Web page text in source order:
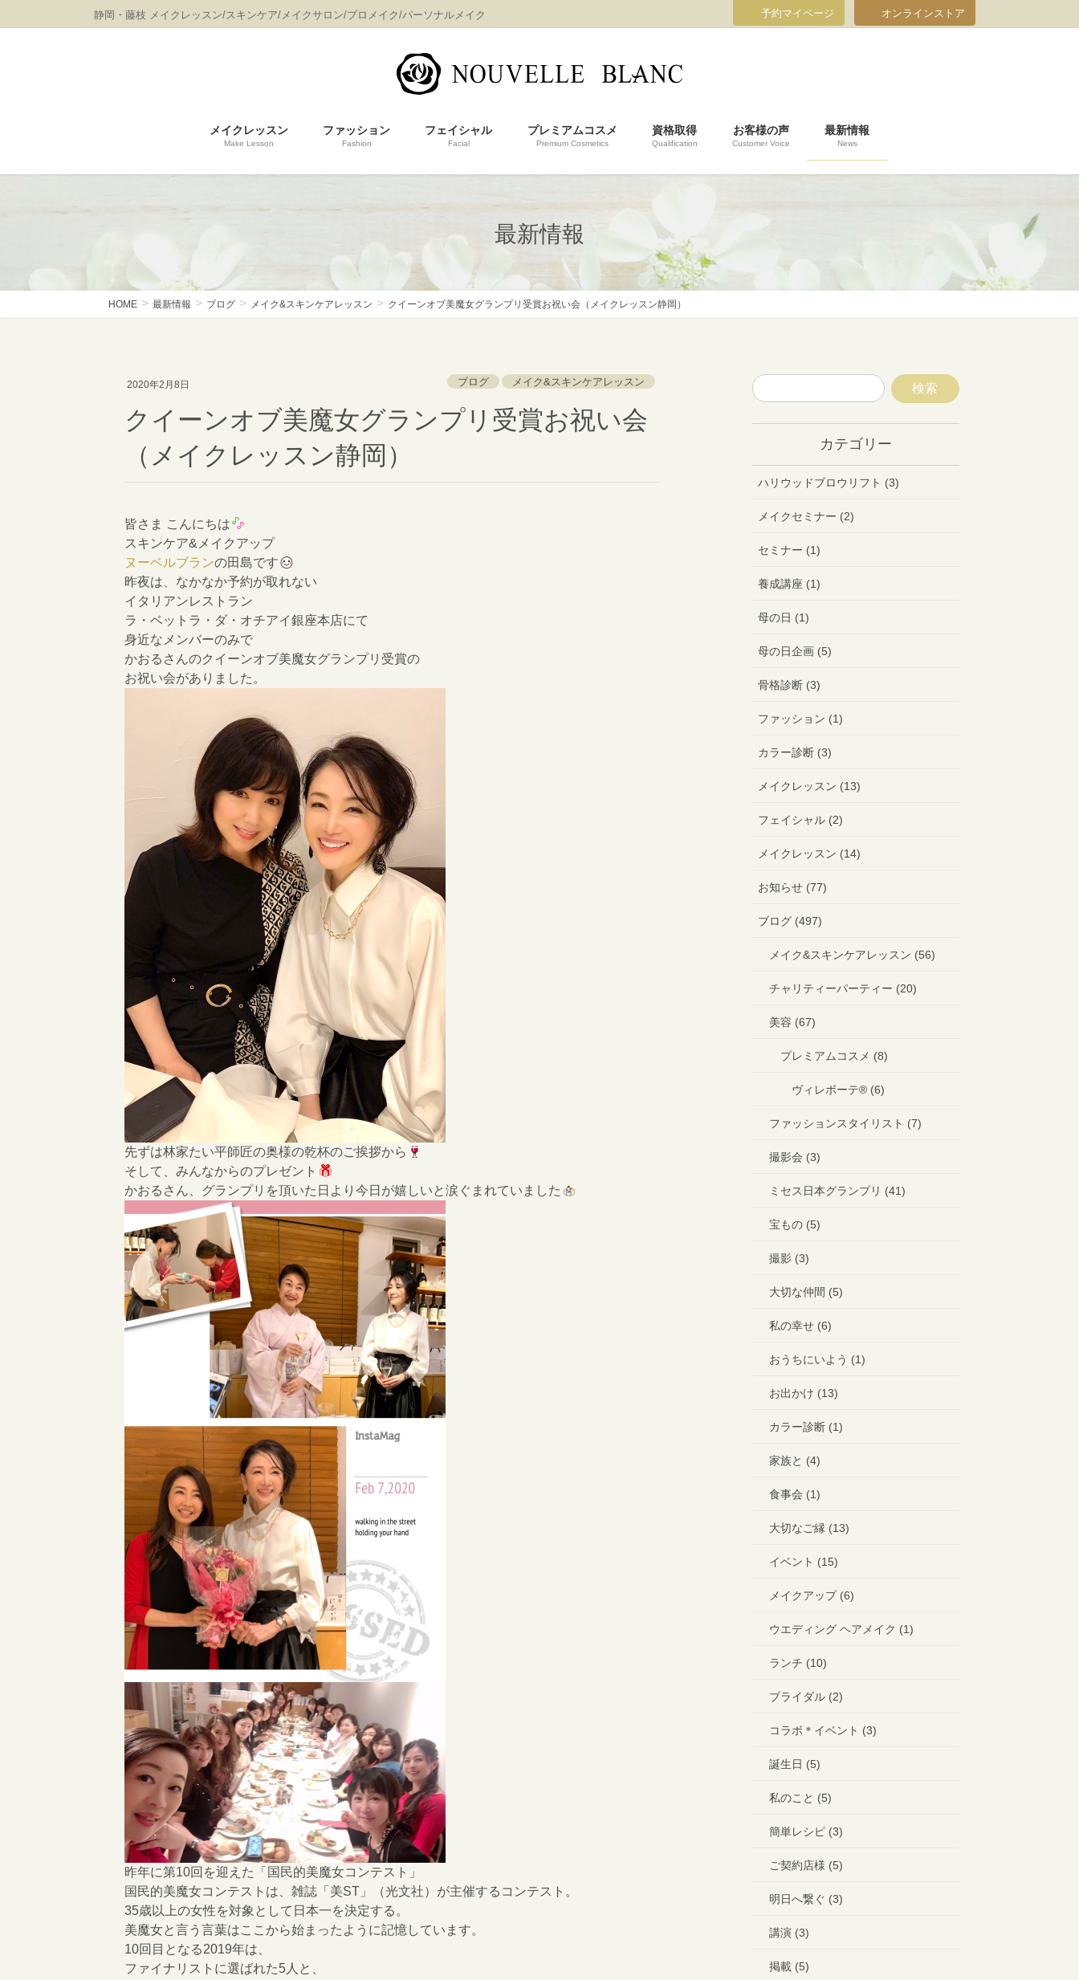
ン
ビ
静岡・藤枝 メイクレッスン/スキンケア/メイクサロン/プロメイク/パーソナルメイク 予約マイページ オンラインストア
メイクレッスン
Make Lesson
ファッション
Fashion
フェイシャル
Facial
プレミアムコスメ
Premium Cosmetics
資格取得
Qualification
お客様の声
Customer Voice
最新情報
News
最新情報
HOME 最新情報 ブログ メイク&スキンケアレッスン クイーンオブ美魔女グランプリ受賞お祝い会（メイクレッスン静岡）
2020年2月8日 メイク&スキンケアレッスン
ブログ
クイーンオブ美魔女グランプリ受賞お祝い会
（メイクレッスン静岡）
皆さま こんにちは
スキンケア&メイクアップ
ヌーベルブランの田島です
昨夜は、なかなか予約が取れない
イタリアンレストラン
ラ・ベットラ・ダ・オチアイ銀座本店にて
身近なメンバーのみで
かおるさんのクイーンオブ美魔女グランプリ受賞の
お祝い会がありました。
先ずは林家たい平師匠の奥様の乾杯のご挨拶から
そして、みんなからのプレゼント
かおるさん、グランプリを頂いた日より今日が嬉しいと涙ぐまれていました
昨年に第10回を迎えた「国民的美魔女コンテスト」
国民的美魔女コンテストは、雑誌「美ST」（光文社）が主催するコンテスト。
35歳以上の女性を対象として日本一を決定する。
美魔女と言う言葉はここから始まったように記憶しています。
10回目となる2019年は、
ファイナリストに選ばれた5人と、
カテゴリー
ハリウッドブロウリフト (3)
メイクセミナー (2)
セミナー (1)
養成講座 (1)
母の日 (1)
母の日企画 (5)
骨格診断 (3)
ファッション (1)
カラー診断 (3)
メイクレッスン (13)
フェイシャル (2)
メイクレッスン (14)
お知らせ (77)
ブログ (497)
メイク&スキンケアレッスン (56)
チャリティーパーティー (20)
美容 (67)
プレミアムコスメ (8)
ヴィレボーテ®︎ (6)
ファッションスタイリスト (7)
撮影会 (3)
ミセス日本グランプリ (41)
宝もの (5)
撮影 (3)
大切な仲間 (5)
私の幸せ (6)
おうちにいよう (1)
お出かけ (13)
カラー診断 (1)
家族と (4)
食事会 (1)
大切なご縁 (13)
イベント (15)
メイクアップ (6)
ウエディング ヘアメイク (1)
ランチ (10)
ブライダル (2)
コラボ＊イベント (3)
誕生日 (5)
私のこと (5)
簡単レシピ (3)
ご契約店様 (5)
明日へ繋ぐ (3)
講演 (3)
掲載 (5)